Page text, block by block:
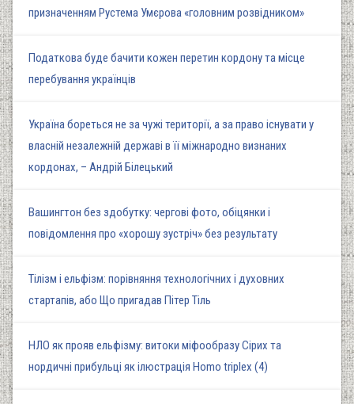
призначенням Рустема Умєрова «головним розвідником»
Податкова буде бачити кожен перетин кордону та місце
перебування українців
Україна бореться не за чужі території, а за право існувати у
власній незалежній державі в її міжнародно визнаних
кордонах, – Андрій Білецький
Вашингтон без здобутку: чергові фото, обіцянки і
повідомлення про «хорошу зустріч» без результату
Тілізм і ельфізм: порівняння технологічних і духовних
стартапів, або Що пригадав Пітер Тіль
НЛО як прояв ельфізму: витоки міфообразу Сірих та
нордичні прибульці як ілюстрація Homo triplex (4)